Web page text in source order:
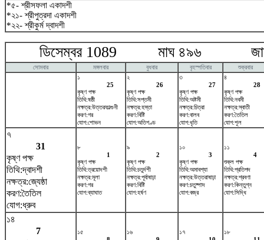
*৫- শ্রীসফলা একাদশী
*২১- শ্রীপুত্রদা একাদশী
*২২- শ্রীকুর্ম দ্বাদশী
ডিসেম্বর 1089 মাঘ ৪৯৬
সোমবার মঙ্গলবার বুধবার বৃহস্পতিবার
শুক্রবার
১
25
কৃষ্ণ পক্ষ
তিথি:ষষ্ঠী
নক্ষত্র:উত্তরফাল্গুনী
করণ:গর
যোগ:শোভন
২
26
কৃষ্ণ পক্ষ
তিথি:সপ্তমী
নক্ষত্র:হস্তা
করণ:বিষ্টি
যোগ:অতিগণ্ড
৩
27
কৃষ্ণ পক্ষ
তিথি:অষ্টমী
নক্ষত্র:চিত্রা
করণ:বালব
যোগ:ধৃতি
৪
28
কৃষ্ণ পক্ষ
তিথি:নবমী
নক্ষত্র:স্বাতী
করণ:তৈতিল
যোগ:শূল
৭
31
কৃষ্ণ পক্ষ
তিথি:দ্বাদশী
নক্ষত্র:জ্যেষ্ঠা
করণ:তৈতিল
যোগ:ধ্রুব
৮
1
কৃষ্ণ পক্ষ
তিথি:ত্রয়োদশী
নক্ষত্র:মূলা
করণ:গর
যোগ:ব্যাঘাত
৯
2
কৃষ্ণ পক্ষ
তিথি:চতুর্দশী
নক্ষত্র:পূর্বাষাঢ়া
করণ:বিষ্টি
যোগ:হর্ষণ
১০
3
কৃষ্ণ পক্ষ
তিথি:অমাবশ্যা
নক্ষত্র:উত্তরাষাঢ়া
করণ:চতুষ্পাদ
যোগ:বজ্র
১১
4
শুক্ল পক্ষ
তিথি:প্রতিপদ
নক্ষত্র:শ্রবণা
করণ:কিন্তুগ্ন
যোগ:সিদ্ধি
১৪
7
১৫
১৬
১৭
১৮